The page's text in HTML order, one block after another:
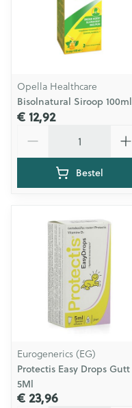
Opella Healthcare
Bisolnatural Siroop 100ml
€ 12,92
Bestel
Eurogenerics (EG)
Protectis Easy Drops Gutt
5Ml
€ 23,96